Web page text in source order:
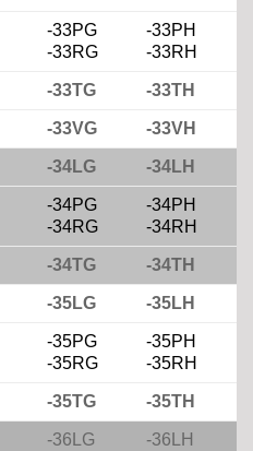
-33PG
-33RG
-33PH
-33RH
-33TG -33TH
-33VG -33VH
-34LG -34LH
-34PG
-34RG
-34PH
-34RH
-34TG -34TH
-35LG -35LH
-35PG
-35RG
-35PH
-35RH
-35TG -35TH
-36LG -36LH